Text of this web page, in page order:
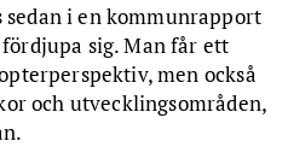
i en kommunrapport
sig. Man får ett
men också
och utvecklingsområden,